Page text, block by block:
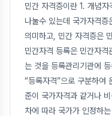
민간 자격증이란 1. 개념
나눌수 있는데 국가자격
의미하고, 민간 자격증은
민간자격 등록은 민간자
는 것을 등록관리기관에
“등록자격”으로 구분하여
준이 국가자격과 같거나
차에 따라 국가가 인정하